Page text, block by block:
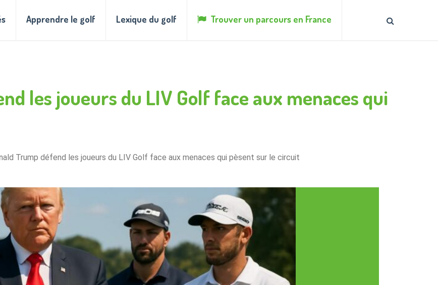
Apprendre le golf Lexique du golf Trouver un parcours en France
les joueurs du LIV Golf face aux menaces qui
Trump défend les joueurs du LIV Golf face aux menaces qui pèsent sur le circuit